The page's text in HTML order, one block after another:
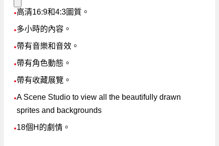
●高清16:9和4:3圖質。
●多小時的內容。
●帶有音樂和音效。
●帶有角色動態。
●帶有收藏展覽。
●A Scene Studio to view all the beautifully drawn
sprites and backgrounds
●18個H的劇情。